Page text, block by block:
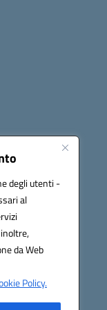
degli utenti -
al
da Web
Policy.